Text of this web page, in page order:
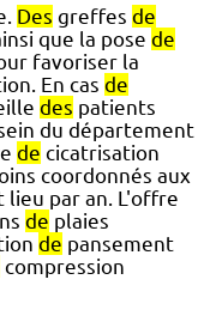
Des greffes de
que la pose de
favoriser la
En cas de
des patients
du département
de cicatrisation
coordonnés aux
lieu par an. L'offre
de plaies
de pansement
compression